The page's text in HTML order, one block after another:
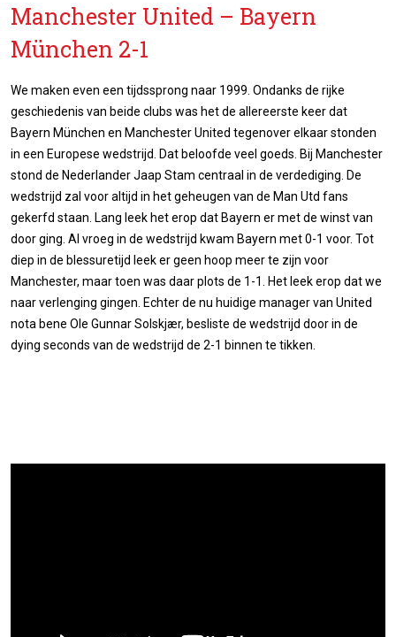
Manchester United – Bayern
München 2-1
We maken even een tijdssprong naar 1999. Ondanks de rijke
geschiedenis van beide clubs was het de allereerste keer dat
Bayern München en Manchester United tegenover elkaar stonden
in een Europese wedstrijd. Dat beloofde veel goeds. Bij Manchester
stond de Nederlander Jaap Stam centraal in de verdediging. De
wedstrijd zal voor altijd in het geheugen van de Man Utd fans
gekerfd staan. Lang leek het erop dat Bayern er met de winst van
door ging. Al vroeg in de wedstrijd kwam Bayern met 0-1 voor. Tot
diep in de blessuretijd leek er geen hoop meer te zijn voor
Manchester, maar toen was daar plots de 1-1. Het leek erop dat we
naar verlenging gingen. Echter de nu huidige manager van United
nota bene Ole Gunnar Solskjær, besliste de wedstrijd door in de
dying seconds van de wedstrijd de 2-1 binnen te tikken.